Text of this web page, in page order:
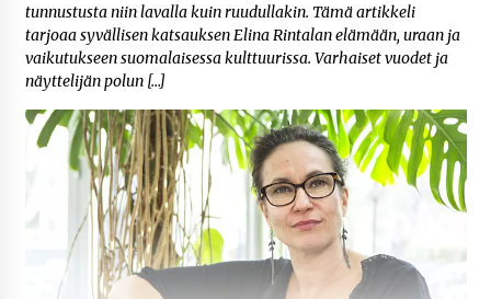
tunnustusta niin lavalla kuin ruudullakin. Tämä artikkeli
tarjoaa syvällisen katsauksen Elina Rintalan elämään, uraan ja
vaikutukseen suomalaisessa kulttuurissa. Varhaiset vuodet ja
näyttelijän polun […]